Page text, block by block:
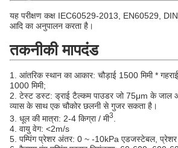
यह परीक्षण कक्ष IEC60529-2013, EN60529,
आदि का अनुपालन करता है।
तकनीकी मापदंड
1. आंतरिक स्थान का आकार: चौड़ाई 1500 मिमी *
1000 मिमी;
2. टेस्ट डस्ट: ड्राई टैल्कम पाउडर जो 75μm के जाल
व्यास के साथ एक चौकोर छलनी से गुजर सकता है।
3. धूल की मात्रा: 2-4 किग्रा / मी3
4. वायु वेग: <2m/s
5. पम्पिंग प्रेशर अंतर: 0 ~ -10kPa एडजस्टेबल,